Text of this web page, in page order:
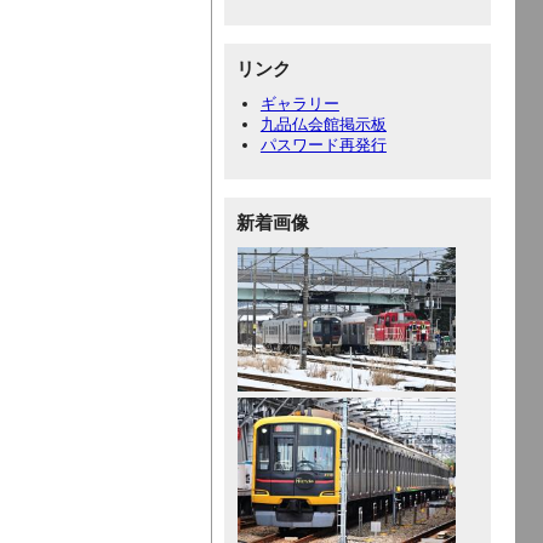
リンク
ギャラリー
九品仏会館掲示板
パスワード再発行
新着画像